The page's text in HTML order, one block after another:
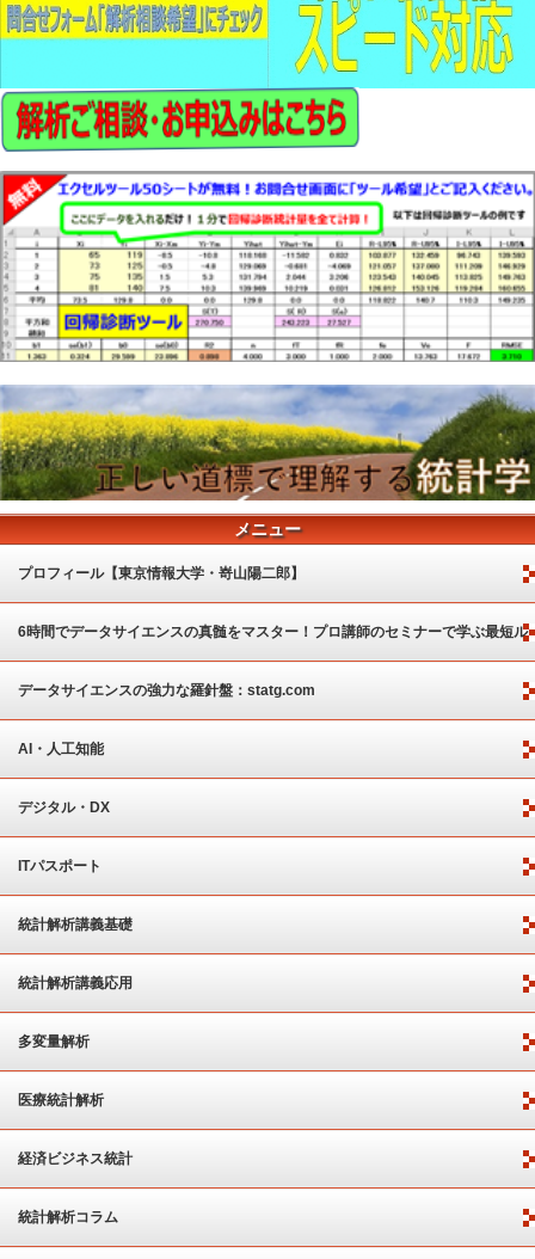
メニュー
プロフィール【東京情報大学・嵜山陽二郎】
6時間でデータサイエンスの真髄をマスター！プロ講師のセミナーで学ぶ最短ル
ート
データサイエンスの強力な羅針盤：statg.com
AI・人工知能
デジタル・DX
ITパスポート
統計解析講義基礎
統計解析講義応用
多変量解析
医療統計解析
経済ビジネス統計
統計解析コラム